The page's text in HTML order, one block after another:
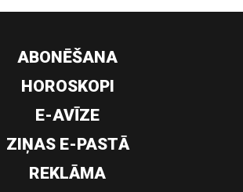
ABONĒŠANA
HOROSKOPI
E-AVĪZE
ZIŅAS E-PASTĀ
REKLĀMA